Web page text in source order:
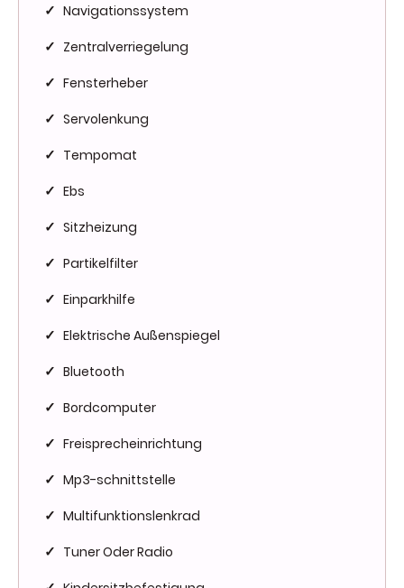
✓ Navigationssystem
✓ Zentralverriegelung
✓ Fensterheber
✓ Servolenkung
✓ Tempomat
✓ Ebs
✓ Sitzheizung
✓ Partikelfilter
✓ Einparkhilfe
✓ Elektrische Außenspiegel
✓ Bluetooth
✓ Bordcomputer
✓ Freisprecheinrichtung
✓ Mp3-schnittstelle
✓ Multifunktionslenkrad
✓ Tuner Oder Radio